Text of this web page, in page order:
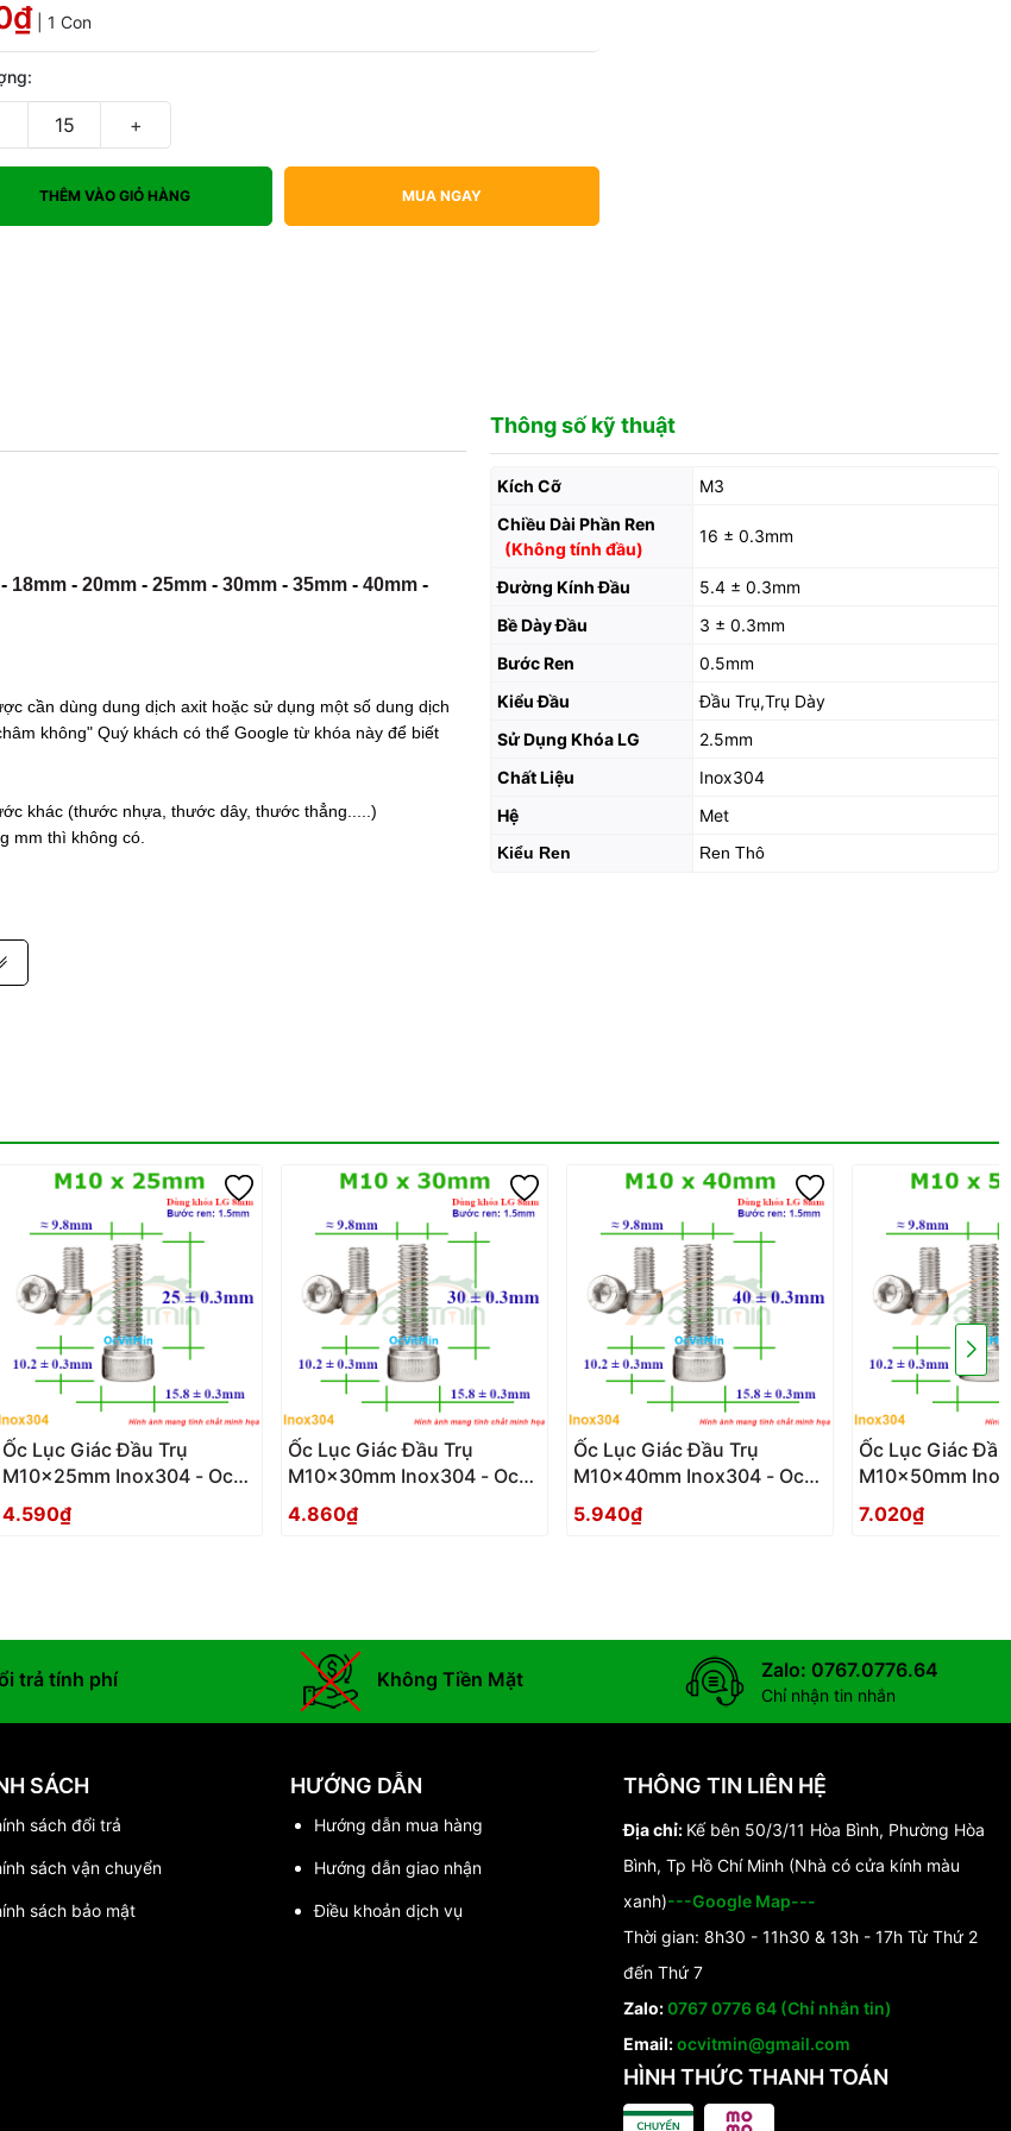
| 1 Con
+
THÊM VÀO GIỎ HÀNG MUA NGAY
- 18mm - 20mm - 25mm - 30mm - 35mm - 40mm -
cần dùng dung dịch axit hoặc sử dụng một số dung dịch
không" Quý khách có thể Google từ khóa này để biết
khác (thước nhựa, thước dây, thước thẳng.....)
mm thì không có.
Thông số kỹ thuật
Kích Cỡ
M3
Chiều Dài Phần Ren
(Không tính đầu)
16 ± 0.3mm
Đường Kính Đầu
5.4 ± 0.3mm
Bề Dày Đầu
3 ± 0.3mm
Bước Ren
0.5mm
Kiểu Đầu
Đầu Trụ,Trụ Dày
Sử Dụng Khóa LG
2.5mm
Chất Liệu
Inox304
Hệ
Met
Kiểu Ren Ren Thô
Ốc Lục Giác Đầu Trụ
M10x25mm Inox304 - Oc
Luc Giac Dau Tru
4.590₫
Ốc Lục Giác Đầu Trụ
M10x30mm Inox304 - Oc
Luc Giac Dau Tru
4.860₫
Ốc Lục Giác Đầu Trụ
M10x40mm Inox304 - Oc
Luc Giac Dau Tru
5.940₫
Ốc Lục Giác
M10x50mm
Luc Giac Dau
7.020₫
trả tính phí Không Tiền Mặt Zalo: 0767.0776.64
Chỉ nhận tin nhắn
SÁCH
sách đổi trả
sách vận chuyển
sách bảo mật
HƯỚNG DẪN
Hướng dẫn mua hàng
Hướng dẫn giao nhận
Điều khoản dịch vụ
THÔNG TIN LIÊN HỆ
Địa chỉ: Kế bên 50/3/11 Hòa Bình, Phường Hòa
Bình, Tp Hồ Chí Minh (Nhà có cửa kính màu
xanh)---Google Map---
Thời gian: 8h30 - 11h30 & 13h - 17h Từ Thứ 2
đến Thứ 7
Zalo:0767 0776 64 (Chỉ nhắn tin)
Email:ocvitmin@gmail.com
HÌNH THỨC THANH TOÁN